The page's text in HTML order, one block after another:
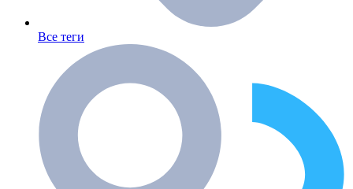
Все теги